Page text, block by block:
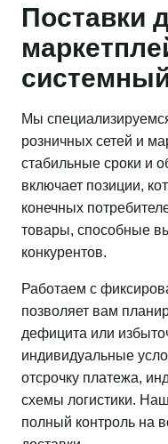
Поставки
Мы
розничных сетей и
стабильные сроки и
включает позиции,
конечных
товары, способные
конкурентов.
Работаем с
позволяет вам
дефицита или
индивидуальные
отсрочку платежа,
схемы логистики.
полный контроль на